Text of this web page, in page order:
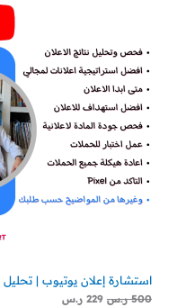
استشارة إعلان يوتيوب | تحليل
500 ر.س 229 ر.س